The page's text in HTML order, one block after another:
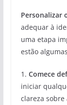
Personalizar
adequar à
uma etapa
estão
1. Comece
iniciar
clareza